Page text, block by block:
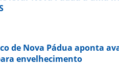
de Nova Pádua aponta
envelhecimento